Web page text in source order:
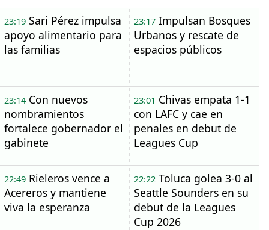
23:19Sari Pérez impulsa
apoyo alimentario para
las familias
23:17Impulsan Bosques
Urbanos y rescate de
espacios públicos
23:14Con nuevos
nombramientos
fortalece gobernador el
gabinete
23:01 Chivas empata 1-1
con LAFC y cae en
penales en debut de
Leagues Cup
22:49Rieleros vence a
Acereros y mantiene
viva la esperanza
22:22Toluca golea 3-0 al
Seattle Sounders en su
debut de la Leagues
Cup 2026